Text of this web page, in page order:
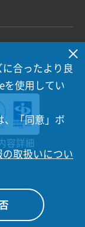
合ったより良
を使用してい
、「同意」ボ
取扱いについ
容詳細